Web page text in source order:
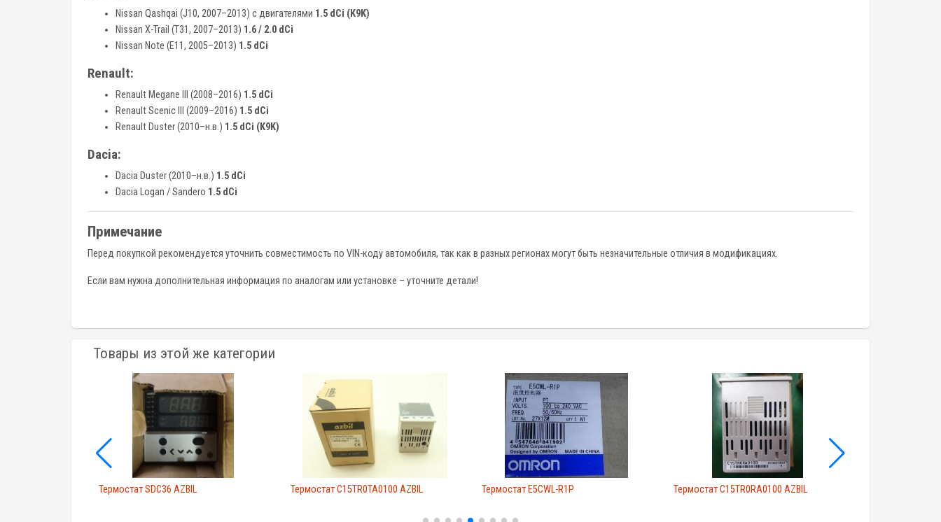
Nissan Qashqai (J10, 2007–2013) с двигателями 1.5 dCi (K9K)
Nissan X-Trail (T31, 2007–2013) 1.6 / 2.0 dCi
Nissan Note (E11, 2005–2013) 1.5 dCi
Renault:
Renault Megane III (2008–2016) 1.5 dCi
Renault Scenic III (2009–2016) 1.5 dCi
Renault Duster (2010–н.в.) 1.5 dCi (K9K)
Dacia:
Dacia Duster (2010–н.в.) 1.5 dCi
Dacia Logan / Sandero 1.5 dCi
Примечание
Перед покупкой рекомендуется уточнить совместимость по VIN-коду автомобиля, так как в разных регионах могут быть незначительные отличия в модификациях.
Если вам нужна дополнительная информация по аналогам или установке – уточните детали!
Товары из этой же категории
Термостат SDC36 AZBIL Термостат C15TR0TA0100 AZBIL Термостат E5CWL-R1P Термостат C15TR0RA0100 AZBIL